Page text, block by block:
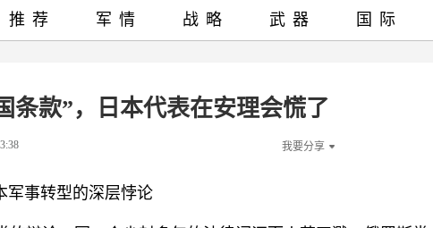
条款”，日本代表在安理会慌了
我要分享
军事转型的深层悖论
推荐 军情 战略 武器 国际